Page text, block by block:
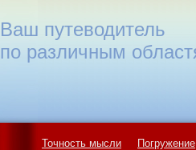
Точность мысли Погружение
Ваш путеводитель
по различным